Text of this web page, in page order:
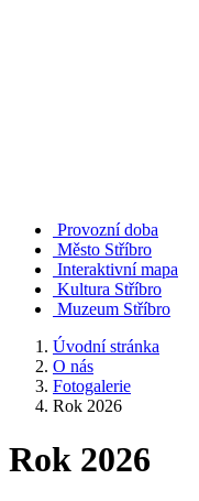
Provozní doba
Město Stříbro
Interaktivní mapa
Kultura Stříbro
Muzeum Stříbro
Úvodní stránka
O nás
Fotogalerie
Rok 2026
Rok 2026